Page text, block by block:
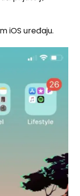
iOS uređaju.